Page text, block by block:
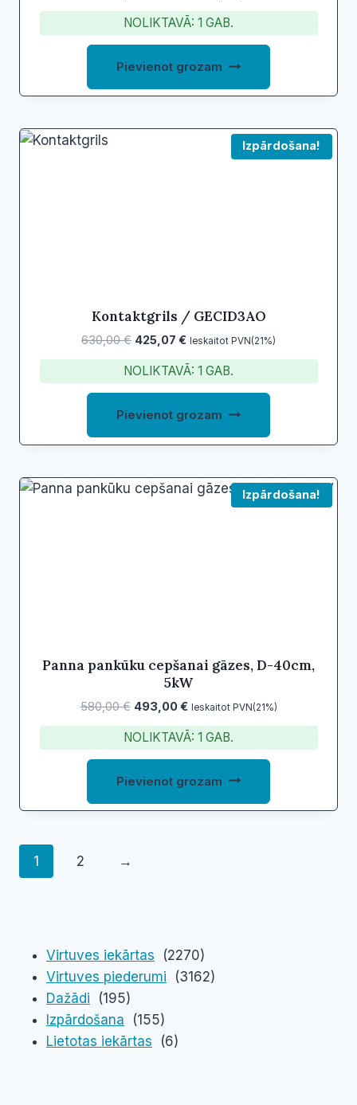
NOLIKTAVĀ: 1 GAB.
Pievienot grozam
Izpārdošana!
Kontaktgrils / GECID3AO
630,00€ Original
price
was:
630,00 €.
425,07 €Current
price
is:
425,07 €.
Ieskaitot PVN(21%)
NOLIKTAVĀ: 1 GAB.
Pievienot grozam
Izpārdošana!
Panna pankūku cepšanai gāzes, D-40cm,
5kW
580,00€ Original
price
was:
580,00 €.
493,00€Current
price
is:
493,00 €.
Ieskaitot PVN(21%)
NOLIKTAVĀ: 1 GAB.
Pievienot grozam
1 2 →
Virtuves iekārtas
(2270)
Virtuves piederumi
(3162)
Dažādi
(195)
Izpārdošana
(155)
Lietotas iekārtas
(6)